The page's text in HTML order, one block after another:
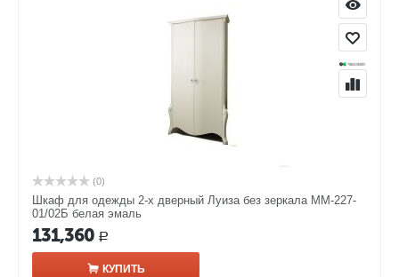
(0)
Шкаф для одежды 2-х дверный Луиза без зеркала ММ-227-
01/02Б белая эмаль
131,360 Р
КУПИТЬ